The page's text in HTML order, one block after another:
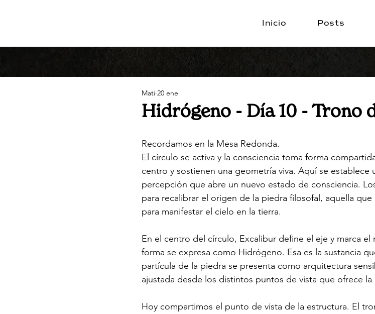
Inicio Posts
Hidrógeno - Día 10 - Trono
Mati 20 ene
Recordamos en la Mesa Redonda.
El círculo se activa y la consciencia toma forma
centro y sostienen una geometría viva. Aquí se establece
percepción que abre un nuevo estado de consciencia.
para recalibrar el origen de la piedra filosofal, aquella
para manifestar el cielo en la tierra.
En el centro del círculo, Excalibur define el eje y marca
forma se expresa como Hidrógeno. Esa es la sustancia
partícula de la piedra se presenta como arquitectura
ajustada desde los distintos puntos de vista que ofrece
Hoy compartimos el punto de vista de la estructura. El